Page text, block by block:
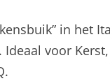
in het
voor